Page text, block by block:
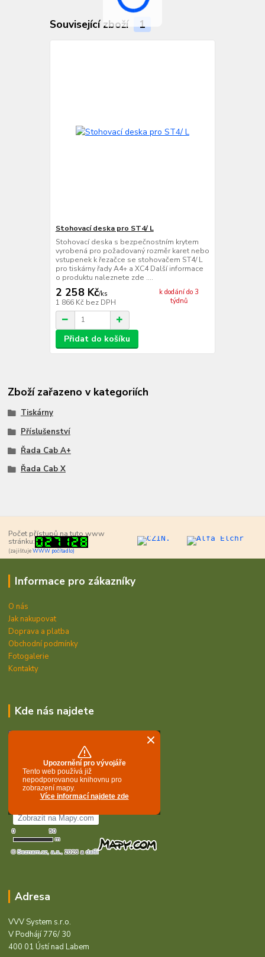
Související zboží 1
Stohovací deska pro ST4/ L
Stohovací deska s bezpečnostním krytem
vyrobená pro požadovaný rozměr karet nebo
vstupenek k řezačce se stohovačem ST4/ L
pro tiskárny řady A4+ a XC4 Další informace
o produktu naleznete zde ....
2 258 Kč/ks
1 866 Kč bez DPH
k dodání do 3
týdnů
Přidat do košíku
Zboží zařazeno v kategoriích
Tiskárny
Příslušenství
Řada Cab A+
Řada Cab X
Počet přístupů na tuto www
stránku:
(zajišťujeWWW počítadlo)
Informace pro zákazníky
O nás
Jak nakupovat
Doprava a platba
Obchodní podmínky
Fotogalerie
Kontakty
Kde nás najdete
Adresa
VVV System s.r.o.
V Podhájí 776/ 30
400 01 Ústí nad Labem